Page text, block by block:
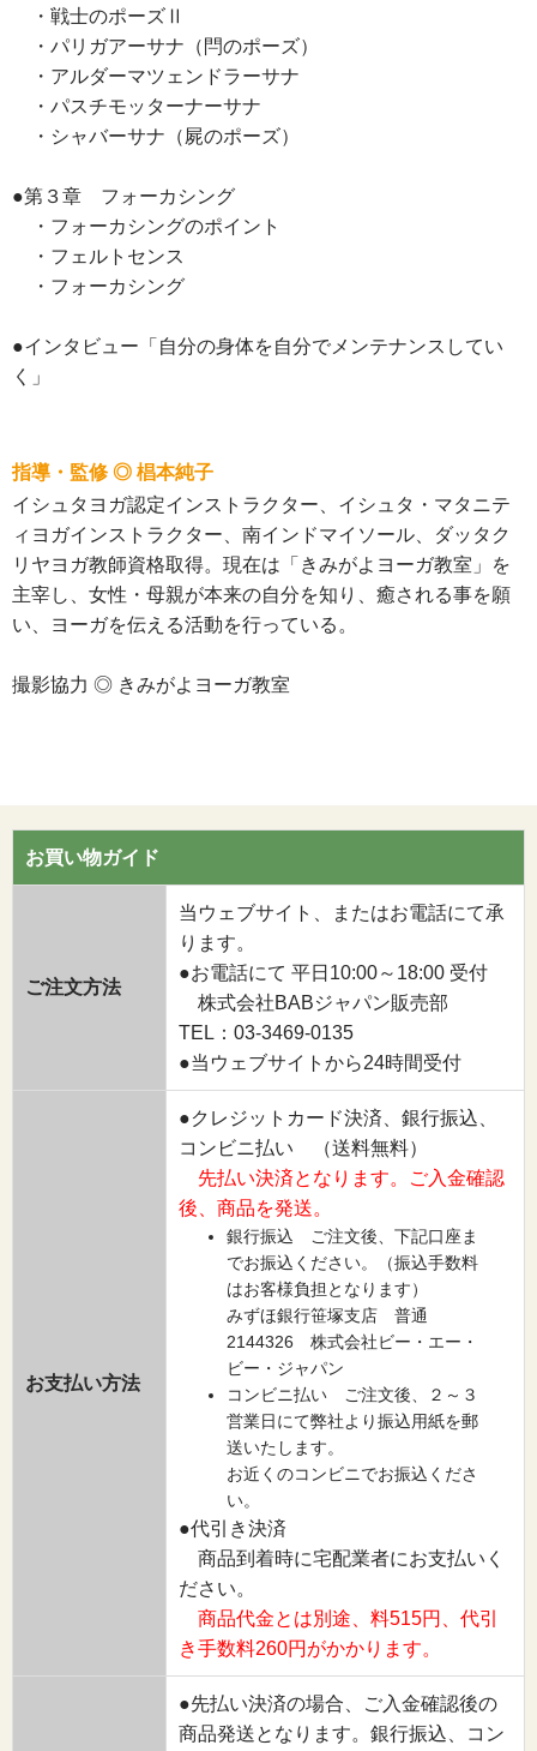
・戦士のポーズⅡ
・パリガアーサナ（閂のポーズ）
・アルダーマツェンドラーサナ
・パスチモッターナーサナ
・シャバーサナ（屍のポーズ）
●第３章 フォーカシング
・フォーカシングのポイント
・フェルトセンス
・フォーカシング
●インタビュー「自分の身体を自分でメンテナンスしてい
く」
指導・監修 ◎ 椙本純子
イシュタヨガ認定インストラクター、イシュタ・マタニテ
ィヨガインストラクター、南インドマイソール、ダッタク
リヤヨガ教師資格取得。現在は「きみがよヨーガ教室」を
主宰し、女性・母親が本来の自分を知り、癒される事を願
い、ヨーガを伝える活動を行っている。
撮影協力 ◎ きみがよヨーガ教室
お買い物ガイド
ご注文方法
当ウェブサイト、またはお電話にて承
ります。
●お電話にて 平日10:00～18:00 受付
株式会社BABジャパン販売部
TEL：03-3469-0135
●当ウェブサイトから24時間受付
お支払い方法
●クレジットカード決済、銀行振込、
コンビニ払い （送料無料）
先払い決済となります。ご入金確認
後、商品を発送。
銀行振込 ご注文後、下記口座ま
でお振込ください。（振込手数料
はお客様負担となります）
みずほ銀行笹塚支店 普通
2144326 株式会社ビー・エー・
ビー・ジャパン
コンビニ払い ご注文後、２～３
営業日にて弊社より振込用紙を郵
送いたします。
お近くのコンビニでお振込くださ
い。
●代引き決済
商品到着時に宅配業者にお支払いく
ださい。
商品代金とは別途、料515円、代引
き手数料260円がかかります。
●先払い決済の場合、ご入金確認後の
商品発送となります。銀行振込、コン